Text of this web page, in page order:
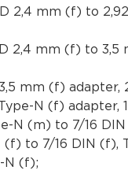
2,4 mm (f) to
2,4 mm (f) to 3,5
mm (f) adapter,
N (f) adapter,
N (m) to 7/16
(f) to 7/16 DIN (f),
N (f);